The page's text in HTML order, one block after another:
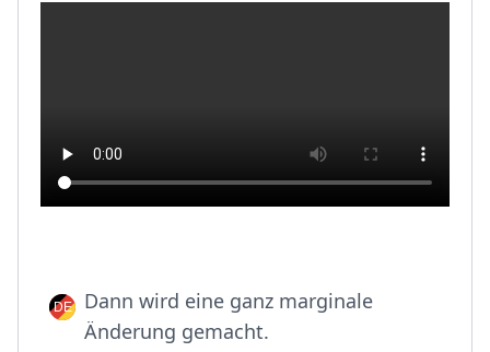
Dann wird eine ganz marginale
Änderung gemacht.